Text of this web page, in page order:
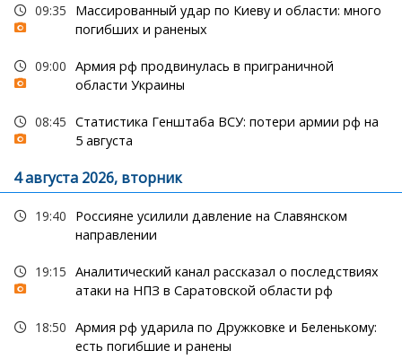
09:35
Массированный удар по Киеву и области: много
погибших и раненых
09:00 Армия рф продвинулась в приграничной
области Украины
08:45 Статистика Генштаба ВСУ: потери армии рф на
5 августа
4 августа 2026, вторник
19:40
Россияне усилили давление на Славянском
направлении
19:15 Аналитический канал рассказал о последствиях
атаки на НПЗ в Саратовской области рф
18:50 Армия рф ударила по Дружковке и Беленькому:
есть погибшие и ранены